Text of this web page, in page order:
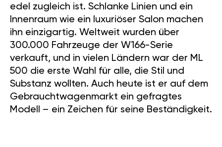
edel zugleich ist. Schlanke Linien und ein
Innenraum wie ein luxuriöser Salon machen
ihn einzigartig. Weltweit wurden über
300.000 Fahrzeuge der W166-Serie
verkauft, und in vielen Ländern war der ML
500 die erste Wahl für alle, die Stil und
Substanz wollten. Auch heute ist er auf dem
Gebrauchtwagenmarkt ein gefragtes
Modell – ein Zeichen für seine Beständigkeit.